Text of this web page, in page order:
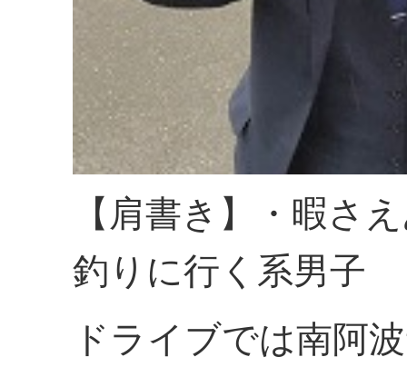
【肩書き】・暇さ
釣りに行く系男子
ドライブでは南阿